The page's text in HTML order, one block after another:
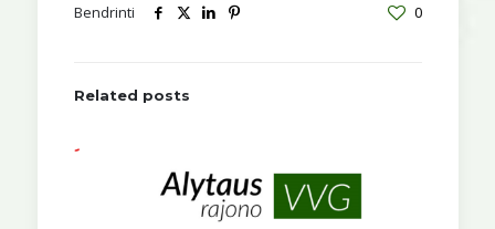
Bendrinti 0
Related posts